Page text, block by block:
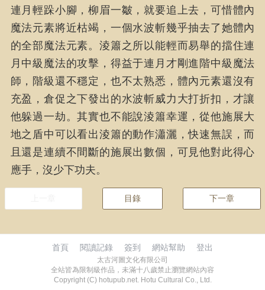
連月輕跺小腳，柳眉一皺，就要追上去，可惜體內
魔法元素將近枯竭，一個水波斬幾乎抽去了她體內
的全部魔法元素。淩簫之所以能輕而易舉的擋住連
月中級魔法的攻擊，得益于連月才剛進階中級魔法
師，階級還不穩定，也不太熟悉，體內元素還沒有
充盈，倉促之下發出的水波斬威力大打折扣，才讓
他躲過一劫。其實也不能說淩簫幸運，從他施展大
地之盾中可以看出淩簫的動作瀟灑，快速無誤，而
且還是連續不間斷的施展出數個，可見他對此得心
應手，沒少下功夫。
目錄 下一章
首頁 閱讀記錄 簽到 網站幫助 登出
太古河圖文化有限公司
全站皆為限制級作品，未滿十八歲禁止瀏覽網站內容
Copyright (C) hotupub.net. Hotu Cultural Co., Ltd.